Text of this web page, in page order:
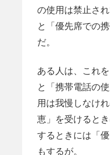
の使用は禁止さ
と「優先席での
だ。
ある人は、これ
と「携帯電話の
用は我慢しなけ
恵」を受けると
するときには「
もするが。